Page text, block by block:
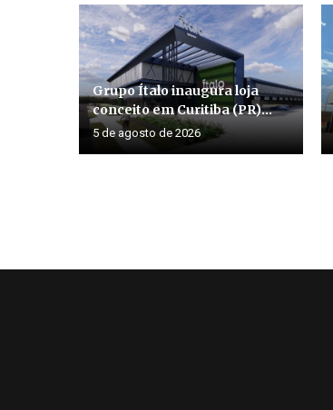
Grupo Ítalo inaugura loja
conceito em Curitiba (PR)...
5 de agosto de 2026